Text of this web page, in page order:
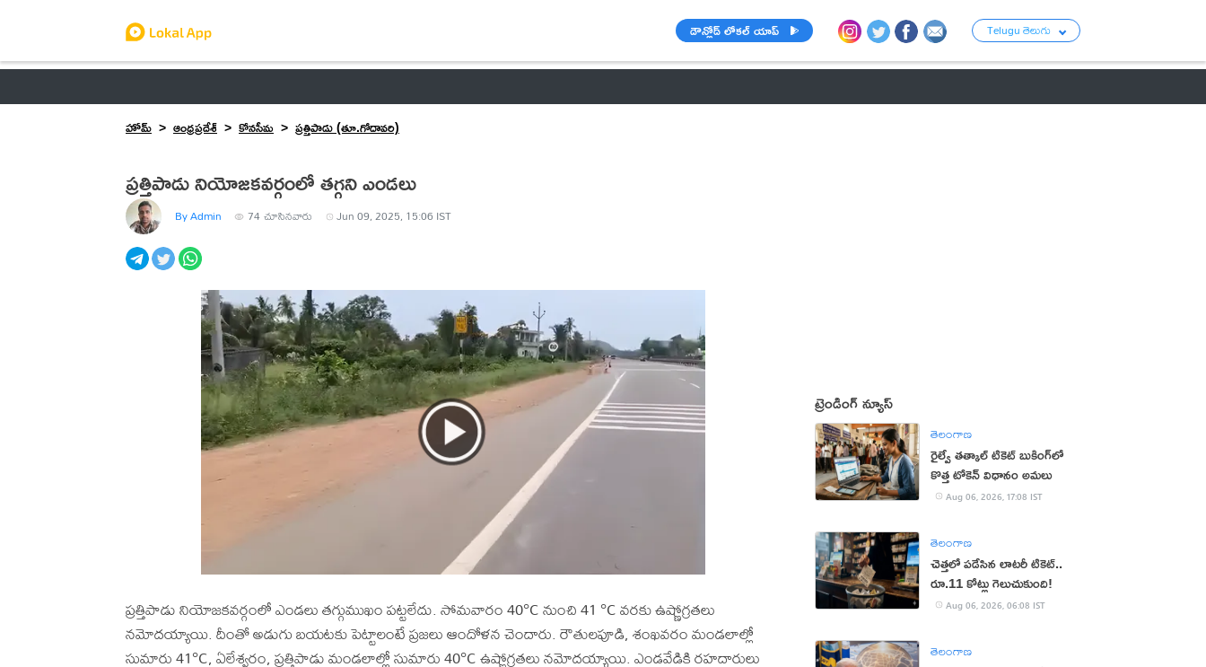
డౌన్లోడ్ లోకల్ యాప్ Telugu తెలుగు
హోమ్
ఆంధ్రప్రదేశ్ కోనసీమ ప్రత్తిపాడు (తూ.గోదావరి)
ప్రత్తిపాడు నియోజకవర్గంలో తగ్గని ఎండలు
By Admin 74చూసినవారు Jun 09, 2025, 15:06 IST
ప్రత్తిపాడు నియోజకవర్గంలో ఎండలు తగ్గుముఖం పట్టలేదు. సోమవారం 40°C నుంచి 41 °C వరకు ఉష్ణోగ్రతలు
నమోదయ్యాయి. దీంతో అడుగు బయటకు పెట్టాలంటే ప్రజలు ఆందోళన చెందారు. రౌతులపూడి, శంఖవరం మండలాల్లో
సుమారు 41°C, ఏలేశ్వరం, ప్రత్తిపాడు మండలాల్లో సుమారు 40°C ఉష్ణోగ్రతలు నమోదయ్యాయి. ఎండవేడికి రహదారులు
ట్రెండింగ్ న్యూస్
తెలంగాణ
రైల్వే తత్కాల్ టికెట్ బుకింగ్‌లో
కొత్త టోకెన్ విధానం అమలు
Aug 06, 2026, 17:08 IST
తెలంగాణ
చెత్తలో పడేసిన లాటరీ టికెట్..
రూ.11 కోట్లు గెలుచుకుంది!
Aug 06, 2026, 06:08 IST
తెలంగాణ